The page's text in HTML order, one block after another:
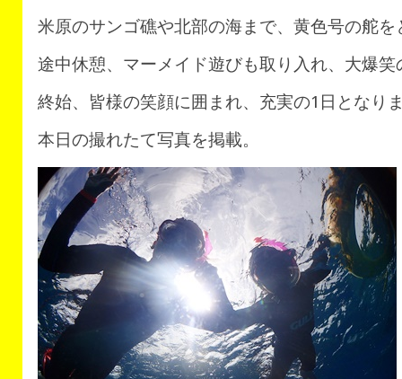
米原のサンゴ礁や北部の海まで、黄色号の舵を
途中休憩、マーメイド遊びも取り入れ、大爆笑
終始、皆様の笑顔に囲まれ、充実の1日となり
本日の撮れたて写真を掲載。